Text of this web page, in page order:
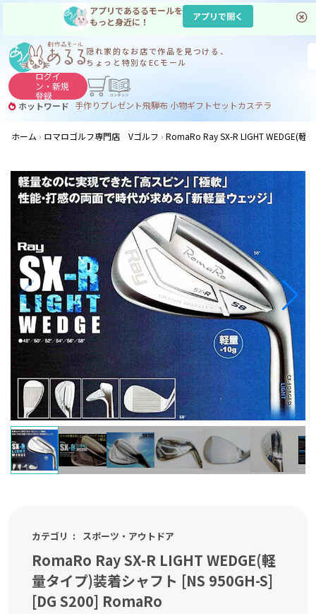
アプリであるるモールを
もっと身近に！
アプリで開く
隠れ家的なお店で作品を見つける、
ちょっと特別なECモール
ログイ
ン・新規
登録
ホットワード 手作りプレゼント飛騨布 小物ギフトセットカステラ
サヌカイト コーヒー
ジンギスカン
ホーム
ロマロゴルフ専門店 Vゴルフ RomaRo Ray SX-R LIGHT WEDGE(軽
カテゴリ スポーツ・アウトドア
RomaRo Ray SX-R LIGHT WEDGE(軽
量タイプ)装着シャフト [NS 950GH-S]
[DG S200] RomaRo